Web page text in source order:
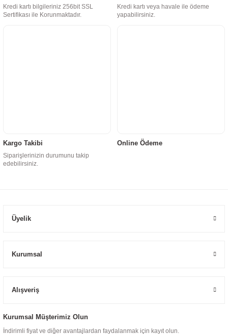
Kredi kartı bilgileriniz 256bit SSL
Sertifikası ile Korunmaktadır.
Kredi kartı veya havale ile ödeme
yapabilirsiniz.
Kargo Takibi
Siparişlerinizin durumunu takip
edebilirsiniz.
Online Ödeme
Üyelik
Kurumsal
Alışveriş
Kurumsal Müşterimiz Olun
İndirimli fiyat ve diğer avantajlardan faydalanmak için kayıt olun.